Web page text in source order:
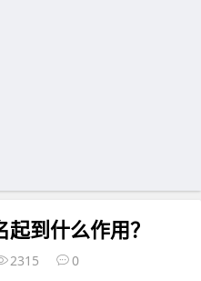
到什么作用？
2315 0